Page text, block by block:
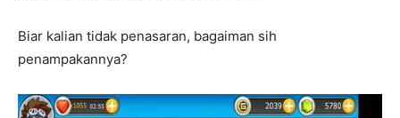
Biar kalian tidak penasaran, bagaiman sih
penampakannya?